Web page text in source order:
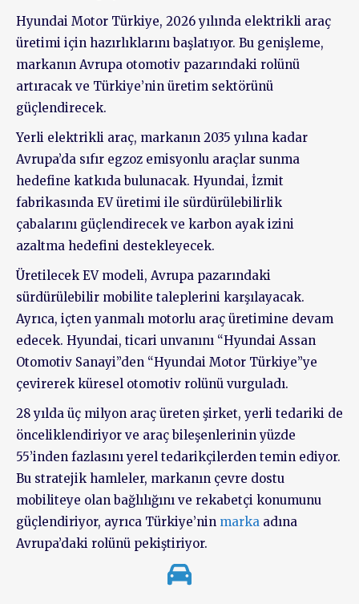
Hyundai Motor Türkiye, 2026 yılında elektrikli araç
üretimi için hazırlıklarını başlatıyor. Bu genişleme,
markanın Avrupa otomotiv pazarındaki rolünü
artıracak ve Türkiye’nin üretim sektörünü
güçlendirecek.
Yerli elektrikli araç, markanın 2035 yılına kadar
Avrupa’da sıfır egzoz emisyonlu araçlar sunma
hedefine katkıda bulunacak. Hyundai, İzmit
fabrikasında EV üretimi ile sürdürülebilirlik
çabalarını güçlendirecek ve karbon ayak izini
azaltma hedefini destekleyecek.
Üretilecek EV modeli, Avrupa pazarındaki
sürdürülebilir mobilite taleplerini karşılayacak.
Ayrıca, içten yanmalı motorlu araç üretimine devam
edecek. Hyundai, ticari unvanını “Hyundai Assan
Otomotiv Sanayi”den “Hyundai Motor Türkiye”ye
çevirerek küresel otomotiv rolünü vurguladı.
28 yılda üç milyon araç üreten şirket, yerli tedariki de
önceliklendiriyor ve araç bileşenlerinin yüzde
55’inden fazlasını yerel tedarikçilerden temin ediyor.
Bu stratejik hamleler, markanın çevre dostu
mobiliteye olan bağlılığını ve rekabetçi konumunu
güçlendiriyor, ayrıca Türkiye’nin marka adına
Avrupa’daki rolünü pekiştiriyor.